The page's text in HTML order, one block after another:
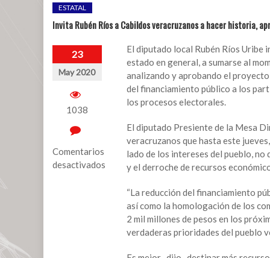
ESTATAL
Invita Rubén Ríos a Cabildos veracruzanos a hacer historia,
23
May 2020
1038
Comentarios
desactivados
El diputado local Rubén Ríos Uribe
estado en general, a sumarse al
analizando y aprobando el
del financiamiento público a los
los procesos electorales.
El diputado Presiente de la Mesa
veracruzanos que hasta este
lado de los intereses del pueblo,
y el derroche de recursos
“La reducción del financiamiento
así como la homologación de los
2 mil millones de pesos en los
verdaderas prioridades del pueblo